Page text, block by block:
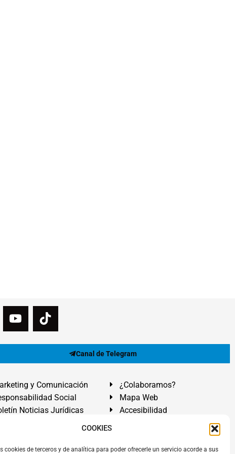
COOKIES
cookies de terceros y de analítica para poder ofrecerle un servicio acorde a sus
Canal de Telegram
y Comunicación
Social
Noticias Jurídicas
¿Colaboramos?
Mapa Web
Accesibilidad
Granadilla de Abona, Santa Cruz de Tenerife. Islas Canarias.